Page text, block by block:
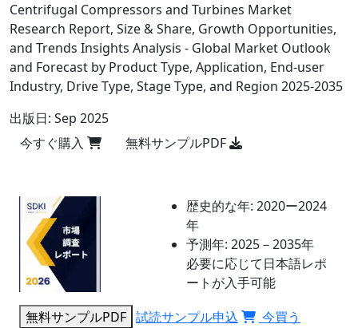
Centrifugal Compressors and Turbines Market
Research Report, Size & Share, Growth Opportunities,
and Trends Insights Analysis - Global Market Outlook
and Forecast by Product Type, Application, End-user
Industry, Drive Type, Stage Type, and Region 2025-2035
出版日: Sep 2025
今すぐ購入
無料サンプルPDF
歴史的な年: 2020ー2024
年
予測年: 2025－2035年
必要に応じて日本語レポ
ートが入手可能
無料サンプルPDF 試読サンプル申込 今買う